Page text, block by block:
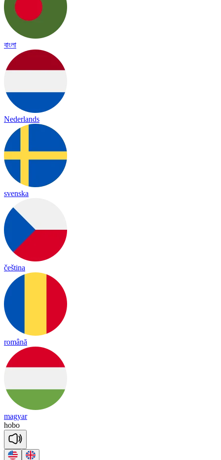
বাংলা
Nederlands
svenska
čeština
română
magyar
hobo